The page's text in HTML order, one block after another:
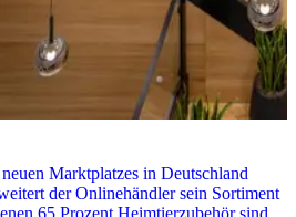
Marktplatzes in Deutschland
der Onlinehändler sein Sortiment
65 Prozent Heimtierzubehör sind.